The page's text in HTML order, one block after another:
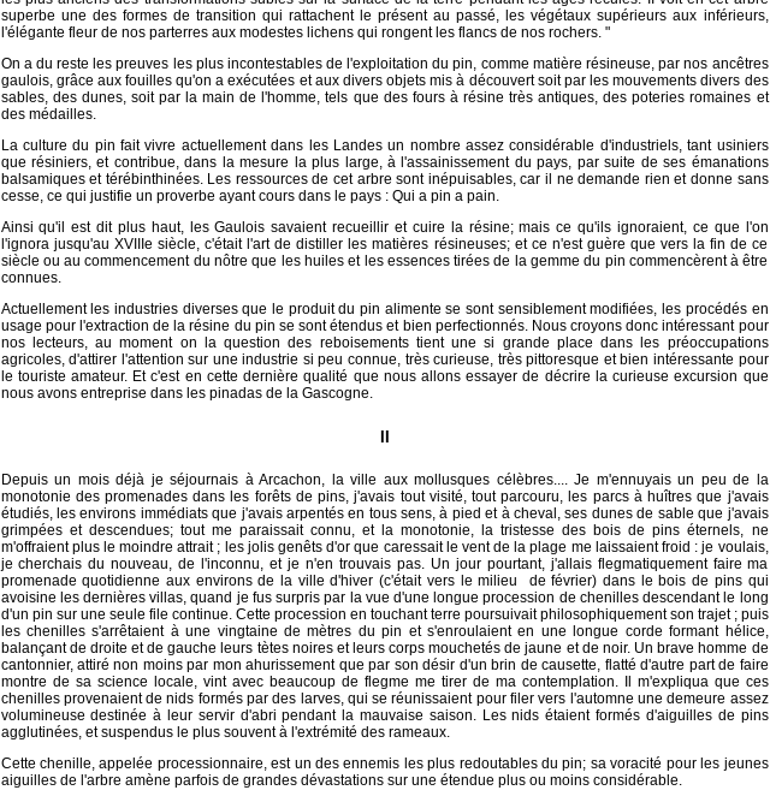
superbe une des formes de transition qui rattachent le présent au passé, les végétaux supérieurs aux inférieurs,
l'élégante fleur de nos parterres aux modestes lichens qui rongent les flancs de nos rochers. "
On a du reste les preuves les plus incontestables de l'exploitation du pin, comme matière résineuse, par nos ancêtres
gaulois, grâce aux fouilles qu'on a exécutées et aux divers objets mis à découvert soit par les mouvements divers des
sables, des dunes, soit par la main de l'homme, tels que des fours à résine très antiques, des poteries romaines et
des médailles.
La culture du pin fait vivre actuellement dans les Landes un nombre assez considérable d'industriels, tant usiniers
que résiniers, et contribue, dans la mesure la plus large, à l'assainissement du pays, par suite de ses émanations
balsamiques et térébinthinées. Les ressources de cet arbre sont inépuisables, car il ne demande rien et donne sans
cesse, ce qui justifie un proverbe ayant cours dans le pays : Qui a pin a pain.
Ainsi qu'il est dit plus haut, les Gaulois savaient recueillir et cuire la résine; mais ce qu'ils ignoraient, ce que l'on
l'ignora jusqu'au XVIIIe siècle, c'était l'art de distiller les matières résineuses; et ce n'est guère que vers la fin de ce
siècle ou au commencement du nôtre que les huiles et les essences tirées de la gemme du pin commencèrent à être
connues.
Actuellement les industries diverses que le produit du pin alimente se sont sensiblement modifiées, les procédés en
usage pour l'extraction de la résine du pin se sont étendus et bien perfectionnés. Nous croyons donc intéressant pour
nos lecteurs, au moment on la question des reboisements tient une si grande place dans les préoccupations
agricoles, d'attirer l'attention sur une industrie si peu connue, très curieuse, très pittoresque et bien intéressante pour
le touriste amateur. Et c'est en cette dernière qualité que nous allons essayer de décrire la curieuse excursion que
nous avons entreprise dans les pinadas de la Gascogne.
II
Depuis un mois déjà je séjournais à Arcachon, la ville aux mollusques célèbres.... Je m'ennuyais un peu de la
monotonie des promenades dans les forêts de pins, j'avais tout visité, tout parcouru, les parcs à huîtres que j'avais
étudiés, les environs immédiats que j'avais arpentés en tous sens, à pied et à cheval, ses dunes de sable que j'avais
grimpées et descendues; tout me paraissait connu, et la monotonie, la tristesse des bois de pins éternels, ne
m'offraient plus le moindre attrait ; les jolis genêts d'or que caressait le vent de la plage me laissaient froid : je voulais,
je cherchais du nouveau, de l'inconnu, et je n'en trouvais pas. Un jour pourtant, j'allais flegmatiquement faire ma
promenade quotidienne aux environs de la ville d'hiver (c'était vers le milieu de février) dans le bois de pins qui
avoisine les dernières villas, quand je fus surpris par la vue d'une longue procession de chenilles descendant le long
d'un pin sur une seule file continue. Cette procession en touchant terre poursuivait philosophiquement son trajet ; puis
les chenilles s'arrêtaient à une vingtaine de mètres du pin et s'enroulaient en une longue corde formant hélice,
balançant de droite et de gauche leurs tètes noires et leurs corps mouchetés de jaune et de noir. Un brave homme de
cantonnier, attiré non moins par mon ahurissement que par son désir d'un brin de causette, flatté d'autre part de faire
montre de sa science locale, vint avec beaucoup de flegme me tirer de ma contemplation. Il m'expliqua que ces
chenilles provenaient de nids formés par des larves, qui se réunissaient pour filer vers l'automne une demeure assez
volumineuse destinée à leur servir d'abri pendant la mauvaise saison. Les nids étaient formés d'aiguilles de pins
agglutinées, et suspendus le plus souvent à l'extrémité des rameaux.
Cette chenille, appelée processionnaire, est un des ennemis les plus redoutables du pin; sa voracité pour les jeunes
aiguilles de l'arbre amène parfois de grandes dévastations sur une étendue plus ou moins considérable.